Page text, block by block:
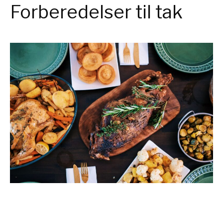
Forberedelser til tak